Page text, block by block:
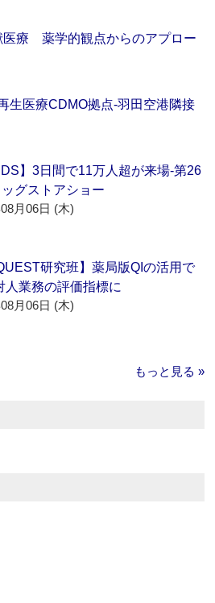
医療 薬学的観点からのアプロー
生医療CDMO拠点‐羽田空港隣接
】3日間で11万人超が来場‐第26
グストアショー
月06日 (木)
研究班】薬局版QIの活用で
人業務の評価指標に
月06日 (木)
もっと見る »